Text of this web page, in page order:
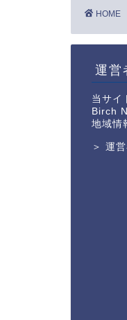
HOME
運営
当サイ
Birch
地域情
＞ 運